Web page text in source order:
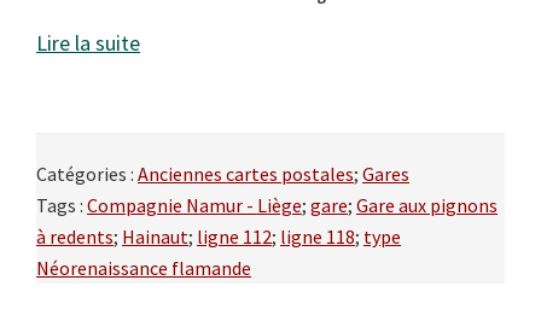
Lire la suite
Catégories : Anciennes cartes postales; Gares
Tags : Compagnie Namur - Liège; gare; Gare aux pignons
à redents; Hainaut; ligne 112; ligne 118; type
Néorenaissance flamande